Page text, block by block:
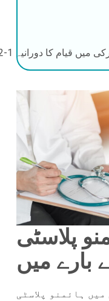
میں قیام کا دورانیہ 1-2 دن
پلاسٹی
میں
ہائمنو پلاسٹی